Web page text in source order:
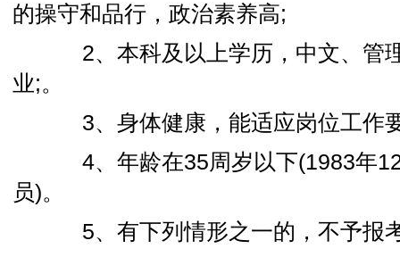
的操守和品行，政治素养高;
2、本科及以上学历，中文、管
业;。
3、身体健康，能适应岗位工作
4、年龄在35周岁以下(1983年12
员)。
5、有下列情形之一的，不予报